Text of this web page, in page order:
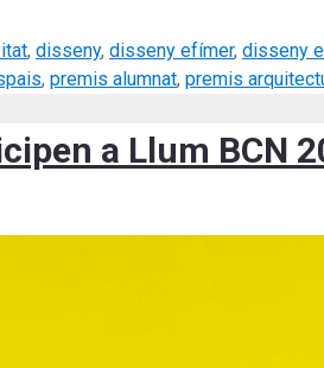
, disseny, disseny efímer, disseny
, premis alumnat, premis
a Llum BCN